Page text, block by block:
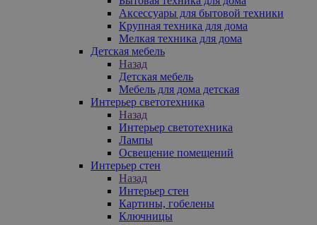
Аксессуары для бытовой техники
Крупная техника для дома
Мелкая техника для дома
Детская мебель
Назад
Детская мебель
Мебель для дома детская
Интерьер светотехника
Назад
Интерьер светотехника
Лампы
Освещение помещений
Интерьер стен
Назад
Интерьер стен
Картины, гобелены
Ключницы